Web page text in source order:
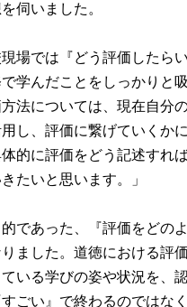
伺いました。
場では『どう評価したら
学んだことをしっかりと
法については、現在自分
し、評価に繋げていくか
的に評価をどう記述すれ
たいと思います。」
的であった、『評価をど
ました。道徳における評
いる学びの姿や状況を、
ごい』で終わるのではな